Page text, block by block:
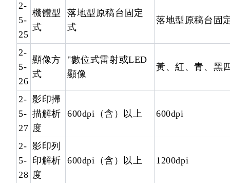
2-
5-
25
機體型
式
落地型原稿台固定
式
落地型原稿台固
2-
5-
26
顯像方
式
"數位式雷射或LED
顯像
黃、紅、青、黑
2-
5-
27
影印掃
描解析
度
600dpi（含）以上 600dpi
2-
5-
28
影印列
印解析
度
600dpi（含）以上 1200dpi